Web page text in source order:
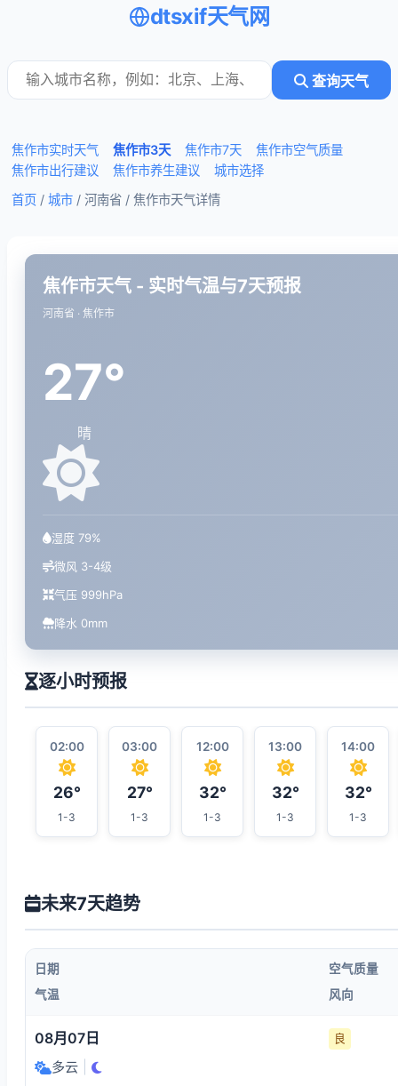
dtsxif天气网
查询天气
焦作市实时天气 焦作市3天 焦作市7天
焦作市空气质量
焦作市出行建议
焦作市养生建议
城市选择
首页 / 城市 / 河南省 / 焦作市天气详情
焦作市天气 - 实时气温与7天预报
河南省 · 焦作市
27°
晴
湿度 79%
微风 3-4级
气压 999hPa
降水 0mm
逐小时预报
02:00
26°
1-3
03:00
27°
1-3
12:00
32°
1-3
13:00
32°
1-3
14:00
32°
1-3
未来7天趋势
日期
空气质量
气温
风向
08月07日 良
多云